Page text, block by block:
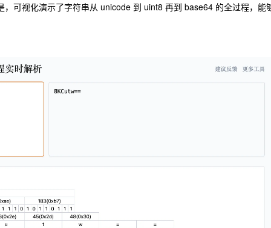
可视化演示了字符串从 unicode 到 uint8 再到 base64 的全过程，能